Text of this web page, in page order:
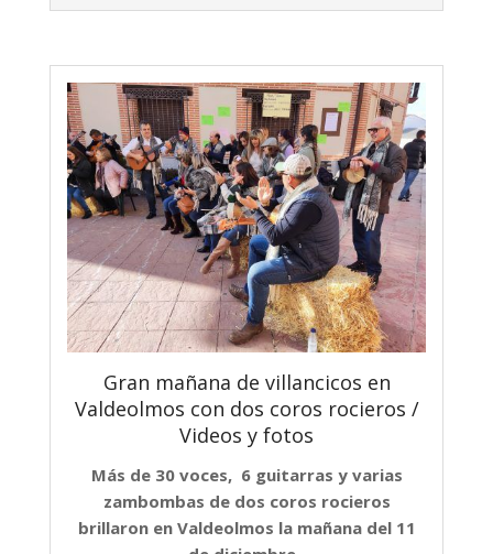
Gran mañana de villancicos en
Valdeolmos con dos coros rocieros /
Videos y fotos
Más de 30 voces, 6 guitarras y varias
zambombas de dos coros rocieros
brillaron en Valdeolmos la mañana del 11